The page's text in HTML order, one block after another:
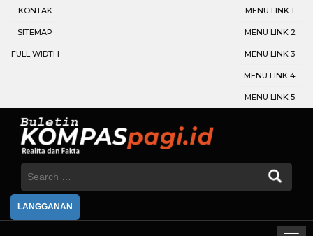
KONTAK
SITEMAP
FULL WIDTH
MENU LINK 1
MENU LINK 2
MENU LINK 3
MENU LINK 4
MENU LINK 5
Search
LANGGANAN